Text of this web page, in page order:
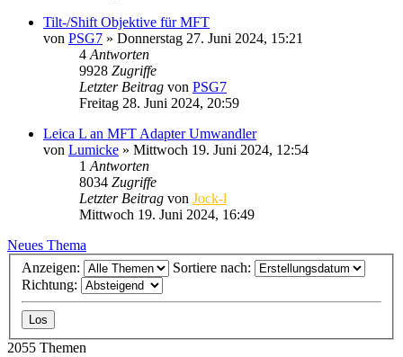
Tilt-/Shift Objektive für MFT
von PSG7 » Donnerstag 27. Juni 2024, 15:21
4 Antworten
9928 Zugriffe
Letzter Beitrag von PSG7
Freitag 28. Juni 2024, 20:59
Leica L an MFT Adapter Umwandler
von Lumicke » Mittwoch 19. Juni 2024, 12:54
1 Antworten
8034 Zugriffe
Letzter Beitrag von Jock-l
Mittwoch 19. Juni 2024, 16:49
Neues Thema
Anzeigen:
Sortiere nach:
Richtung:
2055 Themen